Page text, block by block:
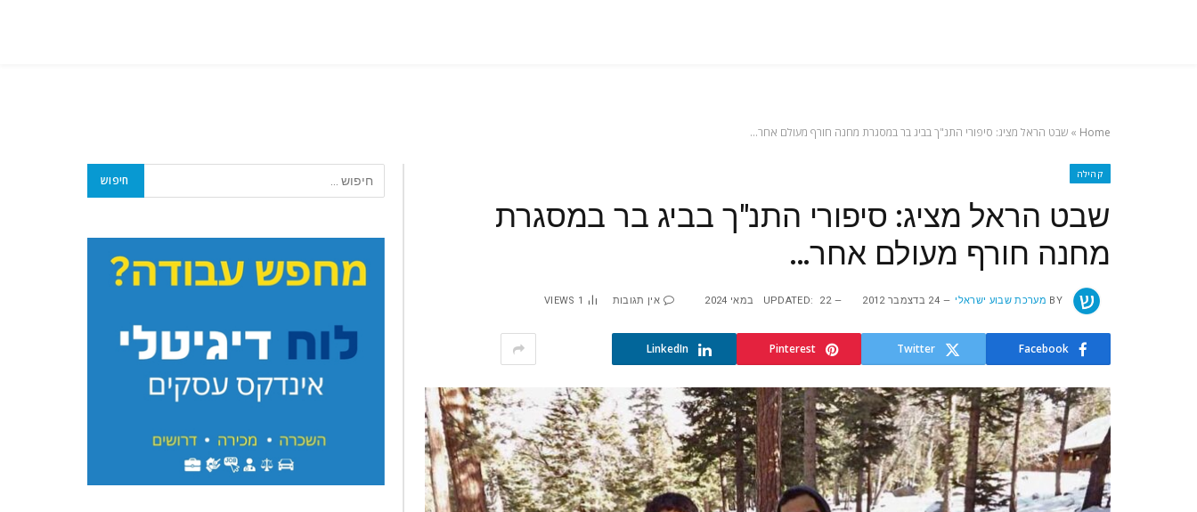
Home
» שבט הראל מציג: סיפורי התנ"ך בביג בר במסגרת מחנה חורף מעולם אחר…
קהילה
שבט הראל מציג: סיפורי התנ"ך בביג בר במסגרת
מחנה חורף מעולם אחר…
BY מערכת שבוע ישראלי 24 בדצמבר 2012 UPDATED: 22 במאי 2024 אין תגובות 1
VIEWS
Facebook
Twitter
Pinterest
LinkedIn